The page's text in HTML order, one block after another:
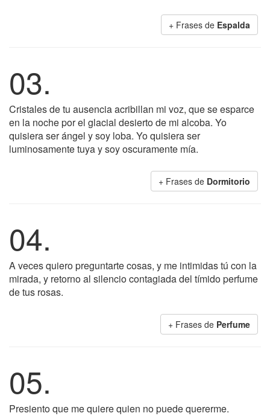
+ Frases de Espalda
03.
Cristales de tu ausencia acribillan mi voz, que se esparce
en la noche por el glacial desierto de mi alcoba. Yo
quisiera ser ángel y soy loba. Yo quisiera ser
luminosamente tuya y soy oscuramente mía.
+ Frases de Dormitorio
04.
A veces quiero preguntarte cosas, y me intimidas tú con la
mirada, y retorno al silencio contagiada del tímido perfume
de tus rosas.
+ Frases de Perfume
05.
Presiento que me quiere quien no puede quererme.